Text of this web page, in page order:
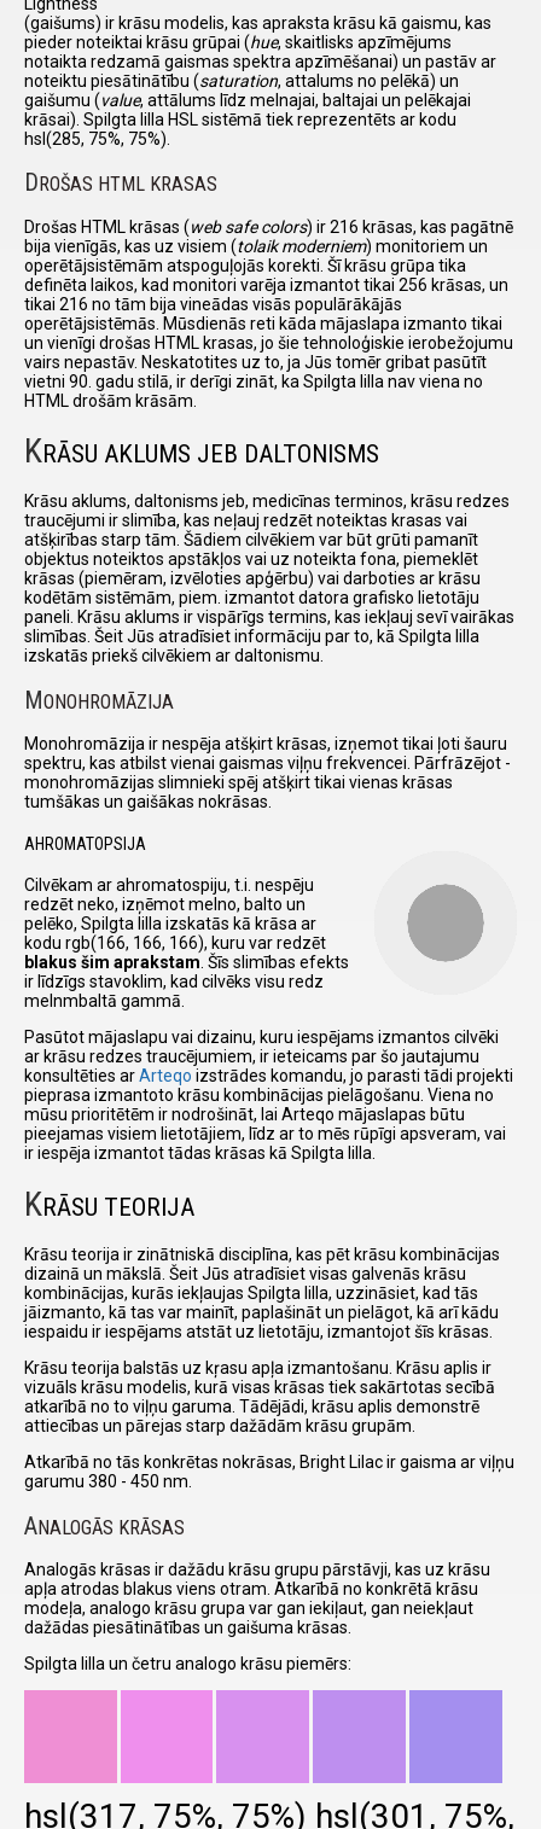
(gaišums) ir krāsu modelis, kas apraksta krāsu kā gaismu, kas
pieder noteiktai krāsu grūpai (hue, skaitlisks apzīmējums
notaikta redzamā gaismas spektra apzīmēšanai) un pastāv ar
noteiktu piesātinātību (saturation, attalums no pelēkā) un
gaišumu (value, attālums līdz melnajai, baltajai un pelēkajai
krāsai). Spilgta lilla HSL sistēmā tiek reprezentēts ar kodu
hsl(285, 75%, 75%).
D ROŠAS HTML KRASAS
Drošas HTML krāsas (web safe colors) ir 216 krāsas, kas pagātnē
bija vienīgās, kas uz visiem (tolaik moderniem) monitoriem un
operētājsistēmām atspoguļojās korekti. Šī krāsu grūpa tika
definēta laikos, kad monitori varēja izmantot tikai 256 krāsas, un
tikai 216 no tām bija vineādas visās populārākājās
operētājsistēmās. Mūsdienās reti kāda mājaslapa izmanto tikai
un vienīgi drošas HTML krasas, jo šie tehnoloģiskie ierobežojumu
vairs nepastāv. Neskatotites uz to, ja Jūs tomēr gribat pasūtīt
vietni 90. gadu stilā, ir derīgi zināt, ka Spilgta lilla nav viena no
HTML drošām krāsām.
KRĀSU AKLUMS JEB DALTONISMS
Krāsu aklums, daltonisms jeb, medicīnas terminos, krāsu redzes
traucējumi ir slimība, kas neļauj redzēt noteiktas krasas vai
atšķirības starp tām. Šādiem cilvēkiem var būt grūti pamanīt
objektus noteiktos apstākļos vai uz noteikta fona, piemeklēt
krāsas (piemēram, izvēloties apģērbu) vai darboties ar krāsu
kodētām sistēmām, piem. izmantot datora grafisko lietotāju
paneli. Krāsu aklums ir vispārīgs termins, kas iekļauj sevī vairākas
slimības. Šeit Jūs atradīsiet informāciju par to, kā Spilgta lilla
izskatās priekš cilvēkiem ar daltonismu.
MONOHROMĀZIJA
Monohromāzija ir nespēja atšķirt krāsas, izņemot tikai ļoti šauru
spektru, kas atbilst vienai gaismas viļņu frekvencei. Pārfrāzējot -
monohromāzijas slimnieki spēj atšķirt tikai vienas krāsas
tumšākas un gaišākas nokrāsas.
AHROMATOPSIJA
Cilvēkam ar ahromatospiju, t.i. nespēju
redzēt neko, izņēmot melno, balto un
pelēko, Spilgta lilla izskatās kā krāsa ar
kodu rgb(166, 166, 166), kuru var redzēt
blakus šim aprakstam. Šīs slimības efekts
ir līdzīgs stavoklim, kad cilvēks visu redz
melnmbaltā gammā.
Pasūtot mājaslapu vai dizainu, kuru iespējams izmantos cilvēki
ar krāsu redzes traucējumiem, ir ieteicams par šo jautajumu
konsultēties arArteqo izstrādes komandu, jo parasti tādi projekti
pieprasa izmantoto krāsu kombinācijas pielāgošanu. Viena no
mūsu prioritētēm ir nodrošināt, lai Arteqo mājaslapas būtu
pieejamas visiem lietotājiem, līdz ar to mēs rūpīgi apsveram, vai
ir iespēja izmantot tādas krāsas kā Spilgta lilla.
KRĀSU TEORIJA
Krāsu teorija ir zinātniskā disciplīna, kas pēt krāsu kombinācijas
dizainā un mākslā. Šeit Jūs atradīsiet visas galvenās krāsu
kombinācijas, kurās iekļaujas Spilgta lilla, uzzināsiet, kad tās
jāizmanto, kā tas var mainīt, paplašināt un pielāgot, kā arī kādu
iespaidu ir iespējams atstāt uz lietotāju, izmantojot šīs krāsas.
Krāsu teorija balstās uz kŗasu apļa izmantošanu. Krāsu aplis ir
vizuāls krāsu modelis, kurā visas krāsas tiek sakārtotas secībā
atkarībā no to viļņu garuma. Tādējādi, krāsu aplis demonstrē
attiecības un pārejas starp dažādām krāsu grupām.
Atkarībā no tās konkrētas nokrāsas, Bright Lilac ir gaisma ar viļņu
garumu 380 - 450 nm.
ANALOGĀS KRĀSAS
Analogās krāsas ir dažādu krāsu grupu pārstāvji, kas uz krāsu
apļa atrodas blakus viens otram. Atkarībā no konkrētā krāsu
modeļa, analogo krāsu grupa var gan iekiļaut, gan neiekļaut
dažādas piesātinātības un gaišuma krāsas.
Spilgta lilla un četru analogo krāsu piemērs:
hsl(317, 75%, 75%) hsl(301, 75%,